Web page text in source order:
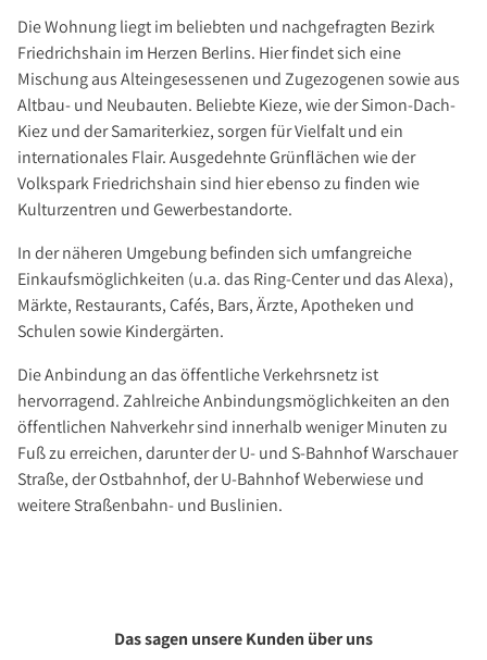
Die Wohnung liegt im beliebten und nachgefragten Bezirk
Friedrichshain im Herzen Berlins. Hier findet sich eine
Mischung aus Alteingesessenen und Zugezogenen sowie aus
Altbau- und Neubauten. Beliebte Kieze, wie der Simon-Dach-
Kiez und der Samariterkiez, sorgen für Vielfalt und ein
internationales Flair. Ausgedehnte Grünflächen wie der
Volkspark Friedrichshain sind hier ebenso zu finden wie
Kulturzentren und Gewerbestandorte.
In der näheren Umgebung befinden sich umfangreiche
Einkaufsmöglichkeiten (u.a. das Ring-Center und das Alexa),
Märkte, Restaurants, Cafés, Bars, Ärzte, Apotheken und
Schulen sowie Kindergärten.
Die Anbindung an das öffentliche Verkehrsnetz ist
hervorragend. Zahlreiche Anbindungsmöglichkeiten an den
öffentlichen Nahverkehr sind innerhalb weniger Minuten zu
Fuß zu erreichen, darunter der U- und S-Bahnhof Warschauer
Straße, der Ostbahnhof, der U-Bahnhof Weberwiese und
weitere Straßenbahn- und Buslinien.
Das sagen unsere Kunden über uns